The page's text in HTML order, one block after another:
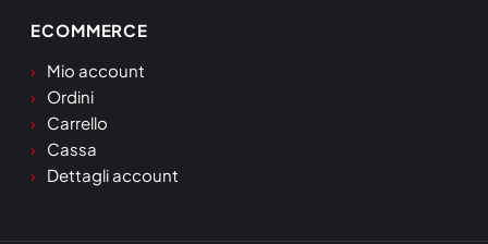
ECOMMERCE
Mio account
Ordini
Carrello
Cassa
Dettagli account